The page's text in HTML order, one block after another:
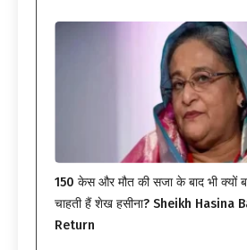
150 केस और मौत की सजा के बाद भी क्यों
चाहती हैं शेख हसीना? Sheikh Hasina
Return